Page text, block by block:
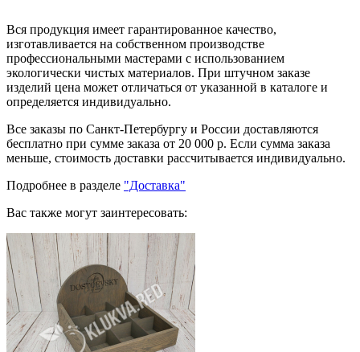
Вся продукция имеет гарантированное качество,
изготавливается на собственном производстве
профессиональными мастерами с использованием
экологически чистых материалов. При штучном заказе
изделий цена может отличаться от указанной в каталоге и
определяется индивидуально.
Все заказы по Санкт-Петербургу и России доставляются
бесплатно при сумме заказа от 20 000 р. Если сумма заказа
меньше, стоимость доставки рассчитывается индивидуально.
Подробнее в разделе "Доставка"
Вас также могут заинтересовать: